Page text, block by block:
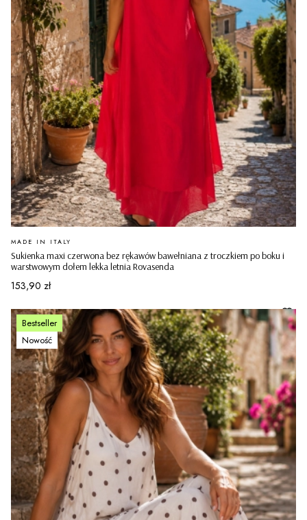
Sukienka maxi czerwona bez rękawów bawełniana z troczkiem po boku i
warstwowym dołem lekka letnia Rovasenda
PRODUCENT
MADE IN ITALY
Cena
153,90 zł
Bestseller
Nowość